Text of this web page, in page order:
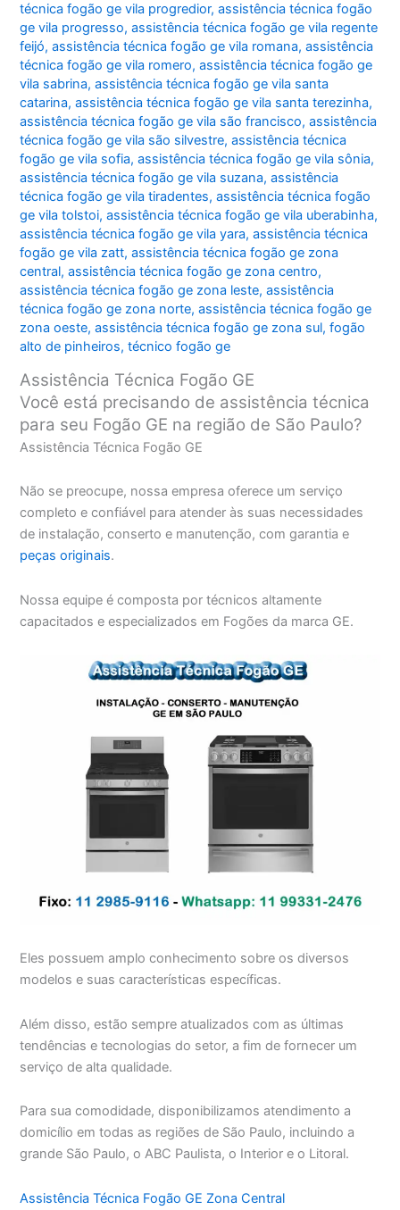
técnica fogão ge vila progredior,assistência técnica fogão
ge vila progresso,assistência técnica fogão ge vila regente
feijó,assistência técnica fogão ge vila romana,assistência
técnica fogão ge vila romero,assistência técnica fogão ge
vila sabrina,assistência técnica fogão ge vila santa
catarina,assistência técnica fogão ge vila santa terezinha,
assistência técnica fogão ge vila são francisco,assistência
técnica fogão ge vila são silvestre,assistência técnica
fogão ge vila sofia,assistência técnica fogão ge vila sônia,
assistência técnica fogão ge vila suzana,assistência
técnica fogão ge vila tiradentes,assistência técnica fogão
ge vila tolstoi,assistência técnica fogão ge vila uberabinha,
assistência técnica fogão ge vila yara,assistência técnica
fogão ge vila zatt,assistência técnica fogão ge zona
central,assistência técnica fogão ge zona centro,
assistência técnica fogão ge zona leste,assistência
técnica fogão ge zona norte,assistência técnica fogão ge
zona oeste,assistência técnica fogão ge zona sul,fogão
alto de pinheiros,técnico fogão ge
Assistência Técnica Fogão GE
Você está precisando de assistência técnica
para seu Fogão GE na região de São Paulo?
Assistência Técnica Fogão GE
Não se preocupe, nossa empresa oferece um serviço
completo e confiável para atender às suas necessidades
de instalação, conserto e manutenção, com garantia e
peças originais.
Nossa equipe é composta por técnicos altamente
capacitados e especializados em Fogões da marca GE.
Eles possuem amplo conhecimento sobre os diversos
modelos e suas características específicas.
Além disso, estão sempre atualizados com as últimas
tendências e tecnologias do setor, a fim de fornecer um
serviço de alta qualidade.
Para sua comodidade, disponibilizamos atendimento a
domicílio em todas as regiões de São Paulo, incluindo a
grande São Paulo, o ABC Paulista, o Interior e o Litoral.
Assistência Técnica Fogão GE Zona Central